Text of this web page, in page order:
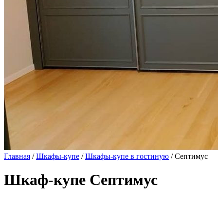
Главная /Шкафы-купе /Шкафы-купе в гостиную / Септимус
Шкаф-купе Септимус